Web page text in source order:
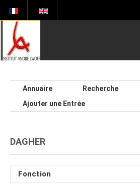
Annuaire
Recherche
Ajouter une Entrée
DAGHER
Fonction